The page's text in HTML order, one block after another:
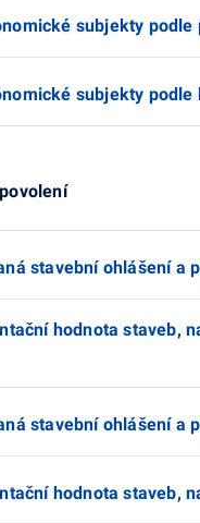
subjekty
subjekty
stavební ohlášení a
hodnota staveb,
stavební ohlášení a
hodnota staveb,